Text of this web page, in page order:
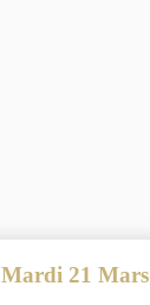
Mardi 21 Mars